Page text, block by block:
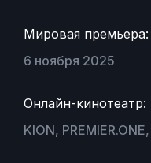
Мировая премьера:
6 ноября 2025
Онлайн-кинотеатр:
KION,